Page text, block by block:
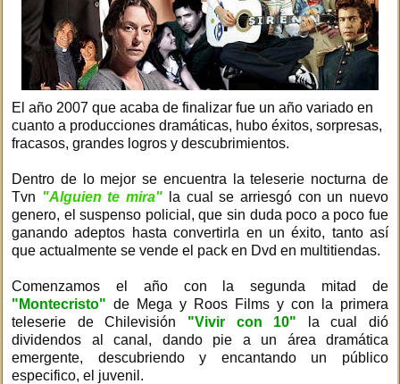
El año 2007 que acaba de finalizar fue un año variado en
cuanto a producciones dramáticas, hubo éxitos, sorpresas,
fracasos, grandes logros y descubrimientos.
Dentro de lo mejor se encuentra la teleserie nocturna de
Tvn "Alguien te mira" la cual se arriesgó con un nuevo
genero, el suspenso policial, que sin duda poco a poco fue
ganando adeptos hasta convertirla en un éxito, tanto así
que actualmente se vende el pack en Dvd en multitiendas.
Comenzamos el año con la segunda mitad de
"Montecristo" de Mega y Roos Films y con la primera
teleserie de Chilevisión "Vivir con 10" la cual dió
dividendos al canal, dando pie a un área dramática
emergente, descubriendo y encantando un público
especifico, el juvenil.